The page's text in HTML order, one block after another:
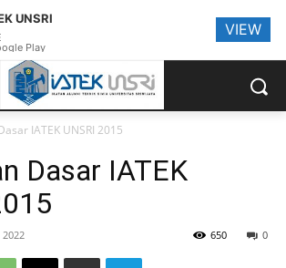
IATEK UNSRI 2015
Dasar IATEK
2022 0
650
UNSRI
Play
VIEW